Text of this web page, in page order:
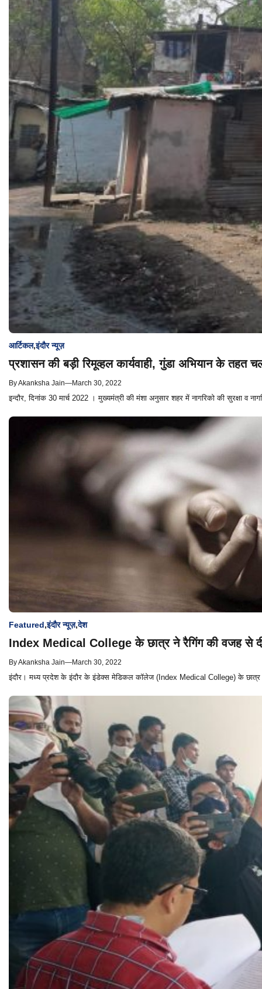
आर्टिकल,इंदौर न्यूज़
प्रशासन की बड़ी रिमूव्हल कार्यवाही, गुंडा अभियान के तहत
ByAkanksha Jain—March 30, 2022
इन्दौर, दिनांक 30 मार्च 2022 । मुख्यमंत्री की मंशा अनुसार शहर में नागरिको की सुरक्षा व
Featured,इंदौर न्यूज़,देश
Index Medical College के छात्र ने रैगिंग की वजह से दी
ByAkanksha Jain—March 30, 2022
इंदौर। मध्य प्रदेश के इंदौर के इंडेक्स मेडिकल कॉलेज (Index Medical College) के